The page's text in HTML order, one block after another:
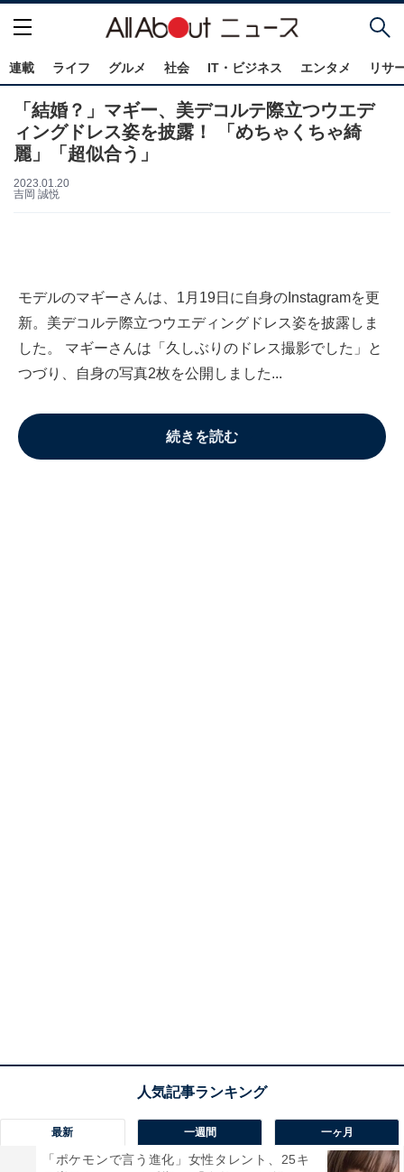
連載 ライフ グルメ 社会 IT・ビジネス エンタメ リサ
「結婚？」マギー、美デコルテ際立つウエデ
ィングドレス姿を披露！ 「めちゃくちゃ綺
麗」「超似合う」
2023.01.20
吉岡 誠悦
モデルのマギーさんは、1月19日に自身のInstagramを更
新。美デコルテ際立つウエディングドレス姿を披露しま
した。 マギーさんは「久しぶりのドレス撮影でした」と
つづり、自身の写真2枚を公開しました...
続きを読む
最新 一週間 一ヶ月
「ポケモンで言う進化」女性タレント、25キ